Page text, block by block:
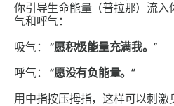
你引导生命能量（普拉那）流入
气和呼气：
吸气：“愿积极能量充满我。 ”
呼气：“愿没有负能量。”
用中指按压拇指，这样可以刺激